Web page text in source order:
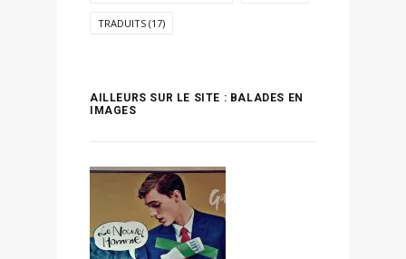
TRADUITS (17)
AILLEURS SUR LE SITE : BALADES EN
IMAGES